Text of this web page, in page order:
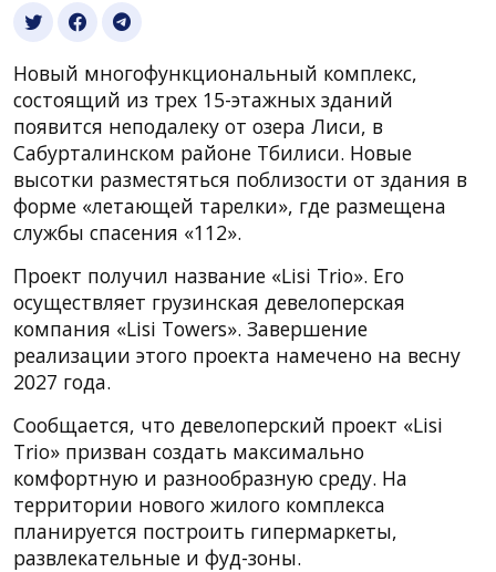
Новый многофункциональный комплекс,
состоящий из трех 15-этажных зданий
появится неподалеку от озера Лиси, в
Сабурталинском районе Тбилиси. Новые
высотки разместяться поблизости от здания в
форме «летающей тарелки», где размещена
службы спасения «112».
Проект получил название «Lisi Trio». Его
осуществляет грузинская девелоперская
компания «Lisi Towers». Завершение
реализации этого проекта намечено на весну
2027 года.
Сообщается, что девелоперский проект «Lisi
Trio» призван создать максимально
комфортную и разнообразную среду. На
территории нового жилого комплекса
планируется построить гипермаркеты,
развлекательные и фуд-зоны.